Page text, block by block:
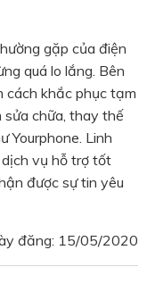
gặp của điện
quá lo lắng. Bên
cách khắc phục tạm
sửa chữa, thay thế
Yourphone. Linh
dịch vụ hỗ trợ tốt
được sự tin yêu
đăng: 15/05/2020